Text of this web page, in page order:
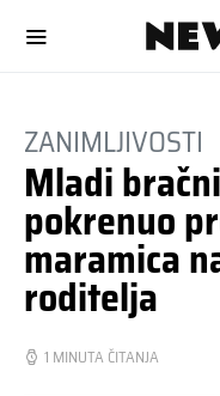
ZANIMLJIVOSTI
Mladi
pokrenuo
maramica
roditelja
1 MINUTA ČITANJA